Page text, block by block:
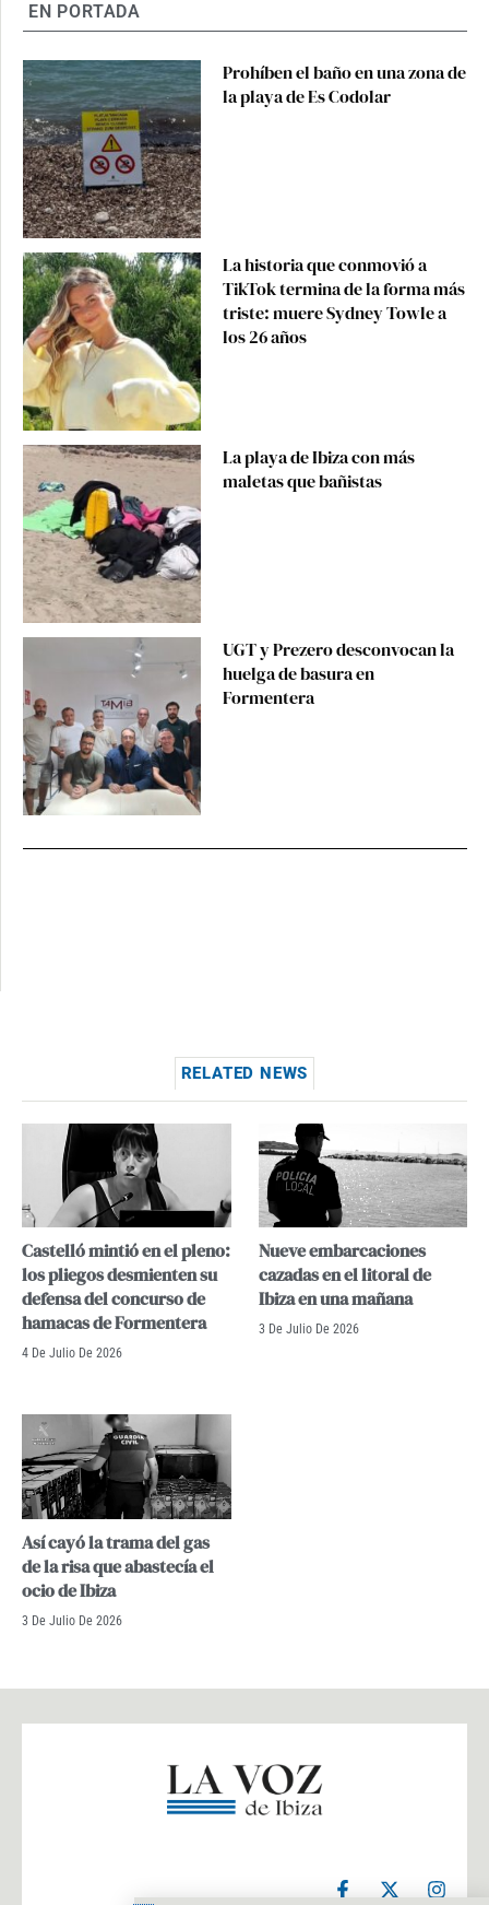
EN PORTADA
Prohíben el baño en una zona de
la playa de Es Codolar
La historia que conmovió a
TikTok termina de la forma más
triste: muere Sydney Towle a
los 26 años
La playa de Ibiza con más
maletas que bañistas
UGT y Prezero desconvocan la
huelga de basura en
Formentera
RELATED NEWS
Castelló mintió en el pleno:
los pliegos desmienten su
defensa del concurso de
hamacas de Formentera
4 De Julio De 2026
Nueve embarcaciones
cazadas en el litoral de
Ibiza en una mañana
3 De Julio De 2026
Así cayó la trama del gas
de la risa que abastecía el
ocio de Ibiza
3 De Julio De 2026
F
a
X
-
I
n